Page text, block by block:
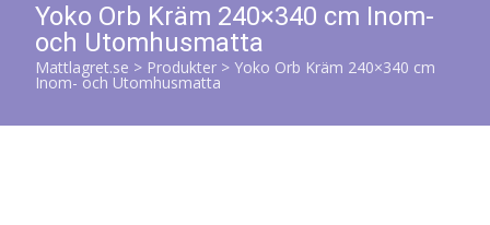
Yoko Orb Kräm 240×340 cm Inom-
och Utomhusmatta
Mattlagret.se > Produkter > Yoko Orb Kräm 240×340 cm
Inom- och Utomhusmatta